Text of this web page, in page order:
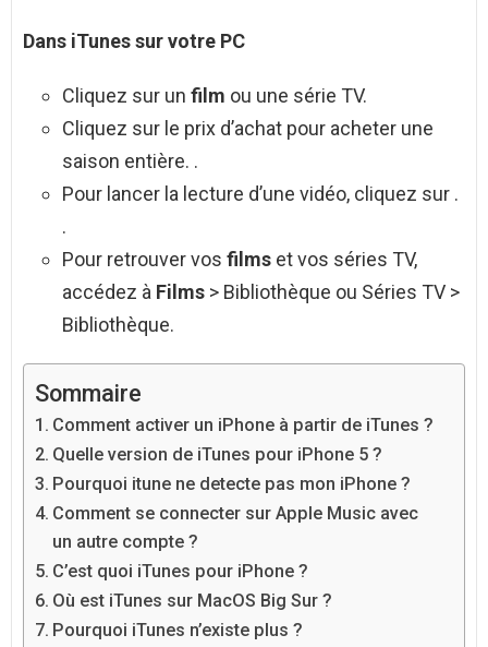
Dans iTunessur votre PC
Cliquez sur un film ou une série TV.
Cliquez sur le prix d’achat pour acheter une
saison entière. .
Pour lancer la lecture d’une vidéo, cliquez sur .
.
Pour retrouver vos films et vos séries TV,
accédez à Films > Bibliothèque ou Séries TV >
Bibliothèque.
Sommaire
Comment activer un iPhone à partir de iTunes ?
Quelle version de iTunes pour iPhone 5 ?
Pourquoi itune ne detecte pas mon iPhone ?
Comment se connecter sur Apple Music avec
un autre compte ?
C’est quoi iTunes pour iPhone ?
Où est iTunes sur MacOS Big Sur ?
Pourquoi iTunes n’existe plus ?